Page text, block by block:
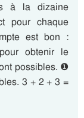
à la dizaine
pour chaque
est bon :
obtenir le
possibles. ❶
3 + 2 + 3 =